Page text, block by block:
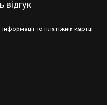
відгук
по платіжній картці